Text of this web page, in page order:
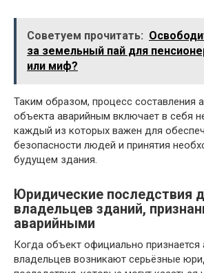
Советуем прочитать:
за земельный пай для
или миф?
Таким образом, процесс составления
объекта аварийным включает в себя
каждый из которых важен для
безопасности людей и принятия
будущем здания.
Юридические последствия
владельцев зданий,
аварийными
Когда объект официально
владельцев возникают серьёзные